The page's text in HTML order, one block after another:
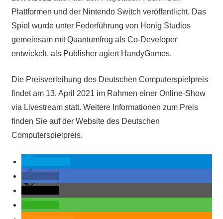
Plattformen und der Nintendo Switch veröffentlicht. Das
Spiel wurde unter Federführung von Honig Studios
gemeinsam mit Quantumfrog als Co-Developer
entwickelt, als Publisher agiert HandyGames.
Die Preisverleihung des Deutschen Computerspielpreis
findet am 13. April 2021 im Rahmen einer Online-Show
via Livestream statt. Weitere Informationen zum Preis
finden Sie auf der Website des Deutschen
Computerspielpreis.